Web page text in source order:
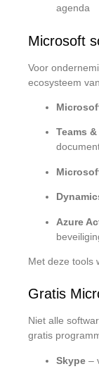
agenda
Microsoft
Voor
ecosysteem
Teams
Azure
Met deze tools
Gratis
Niet alle
gratis
Skype –